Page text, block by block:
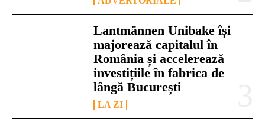
Lantmännen Unibake își
majorează capitalul în
România și accelerează
investițiile în fabrica de
lângă București
LA ZI